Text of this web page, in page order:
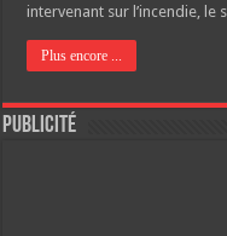
intervenant sur l’incendie, le
Plus encore ...
Publicité